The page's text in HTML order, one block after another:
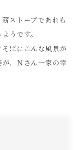
ストーブであれも
うです。
ばにこんな風景が
、Ｎさん一家の幸